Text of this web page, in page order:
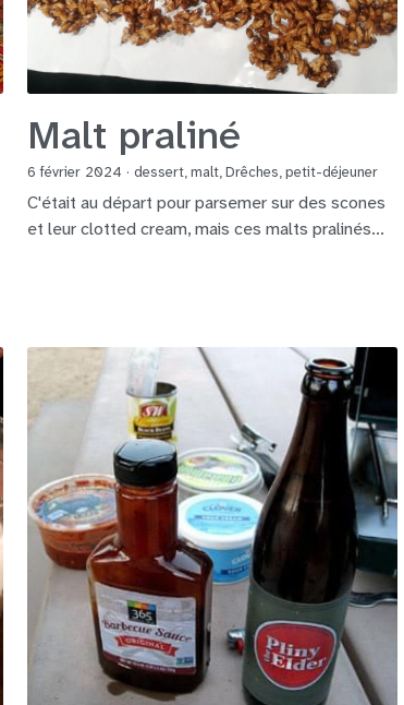
Malt praliné
6 février 2024 · dessert,malt,Drêches,petit-déjeuner
C'était au départ pour parsemer sur des scones
et leur clotted cream, mais ces malts pralinés...